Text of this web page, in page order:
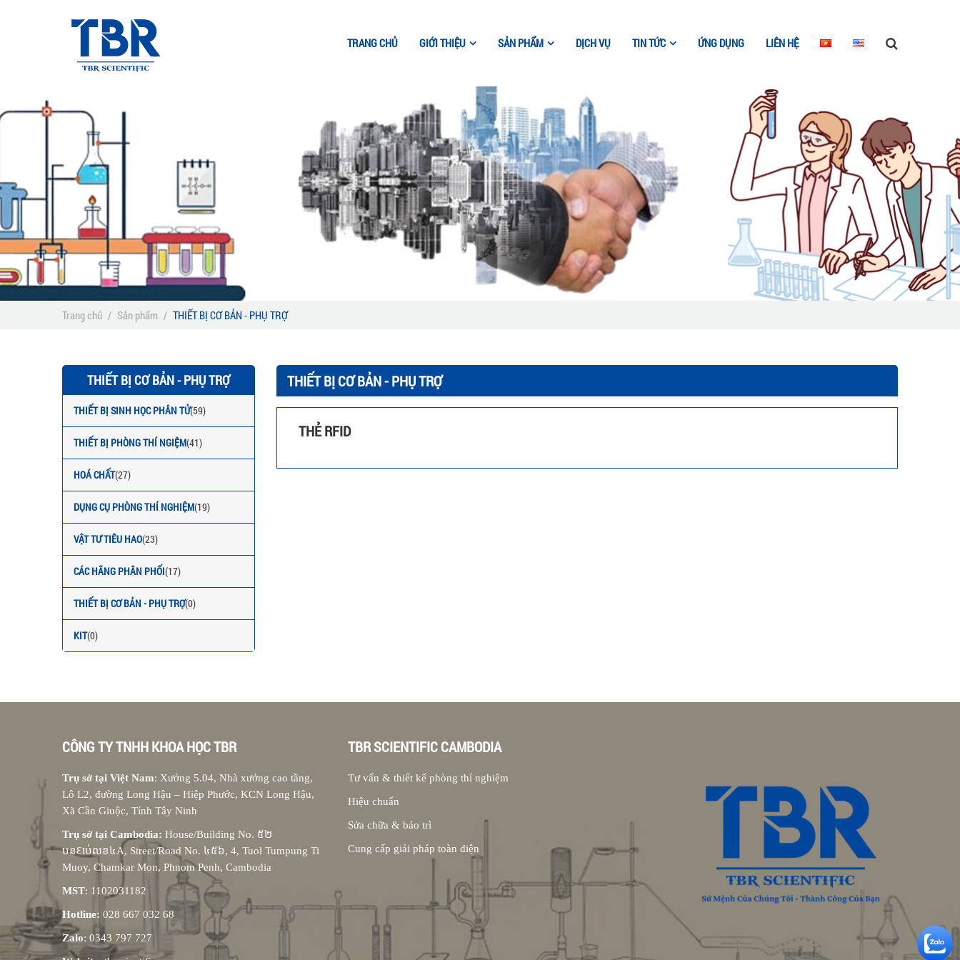
TRANG CHỦ GIỚI THIỆU SẢN PHẨM DỊCH VỤ TIN TỨC ỨNG DỤNG LIÊN HỆ
Trang chủ / Sản phẩm / THIẾT BỊ CƠ BẢN - PHỤ TRỢ
THIẾT BỊ CƠ BẢN - PHỤ TRỢ
THIẾT BỊ SINH HỌC PHÂN TỬ(59)
THIẾT BỊ PHÒNG THÍ NGIỆM(41)
HOÁ CHẤT(27)
DỤNG CỤ PHÒNG THÍ NGHIỆM(19)
VẬT TƯ TIÊU HAO(23)
CÁC HÃNG PHÂN PHỐI(17)
THIẾT BỊ CƠ BẢN - PHỤ TRỢ(0)
KIT(0)
THIẾT BỊ CƠ BẢN - PHỤ TRỢ
THẺ RFID
CÔNG TY TNHH KHOA HỌC TBR
Trụ sở tại Việt Nam: Xưởng 5.04, Nhà xưởng cao tầng,
Lô L2, đường Long Hậu – Hiệp Phước, KCN Long Hậu,
Xã Cần Giuộc, Tỉnh Tây Ninh
Trụ sở tại Cambodia: House/Building No. ៥២
បនƐប់េលខ៤A, Street/Road No. ៤៥៦, 4, Tuol Tumpung Ti
Muoy, Chamkar Mon, Phnom Penh, Cambodia
MST: 1102031182
Hotline: 028 667 032 68
Zalo: 0343 797 727
TBR SCIENTIFIC CAMBODIA
Tư vấn & thiết kế phòng thí nghiệm
Hiệu chuẩn
Sửa chữa & bảo trì
Cung cấp giải pháp toàn diện